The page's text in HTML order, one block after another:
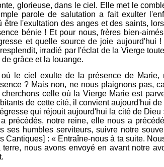
glorieuse, dans le ciel. Elle met le
parole de salutation a fait exulter
être l'exultation des anges et des saints,
bénie ! Et pour nous, frères bien-
et quelle source de joie aujourd'hui
irradié par l'éclat de la Vierge
grâce et la louange.
le ciel exulte de la présence de Marie,
? Mais non, ne nous plaignons pas,
celle où la Vierge Marie est
de cette cité, il convient aujourd'hui
qui réjouit aujourd'hui la cité de
précédés, notre reine, elle nous a
ses humbles serviteurs, suivre notre
Cantiques] : « Entraîne-nous à ta suite.
nous avons envoyé en avant notre